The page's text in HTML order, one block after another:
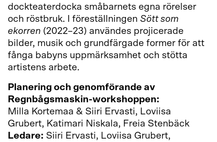
dockteaterdocka småbarnets egna rörelser
och röstbruk. I föreställningen Sött som
ekorren (2022–23) användes projicerade
bilder, musik och grundfärgade former för att
fånga babyns uppmärksamhet och stötta
artistens arbete.
Planering och genomförande av
Regnbågsmaskin-workshoppen:
Milla Kortemaa & Siiri Ervasti, Loviisa
Grubert, Katimari Niskala, Freia Stenbäck
Ledare: Siiri Ervasti, Loviisa Grubert,